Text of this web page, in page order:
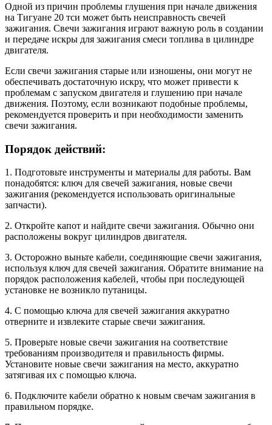
Одной из причин проблемы глушения при начале движения
на Тигуане 20 тси может быть неисправность свечей
зажигания. Свечи зажигания играют важную роль в создании
и передаче искры для зажигания смеси топлива в цилиндре
двигателя.
Если свечи зажигания старые или изношены, они могут не
обеспечивать достаточную искру, что может привести к
проблемам с запуском двигателя и глушению при начале
движения. Поэтому, если возникают подобные проблемы,
рекомендуется проверить и при необходимости заменить
свечи зажигания.
Порядок действий:
1. Подготовьте инструменты и материалы для работы. Вам
понадобятся: ключ для свечей зажигания, новые свечи
зажигания (рекомендуется использовать оригинальные
запчасти).
2. Откройте капот и найдите свечи зажигания. Обычно они
расположены вокруг цилиндров двигателя.
3. Осторожно выньте кабели, соединяющие свечи зажигания,
используя ключ для свечей зажигания. Обратите внимание на
порядок расположения кабелей, чтобы при последующей
установке не возникло путаницы.
4. С помощью ключа для свечей зажигания аккуратно
отверните и извлеките старые свечи зажигания.
5. Проверьте новые свечи зажигания на соответствие
требованиям производителя и правильность фирмы.
Установите новые свечи зажигания на место, аккуратно
затягивая их с помощью ключа.
6. Подключите кабели обратно к новым свечам зажигания в
правильном порядке.